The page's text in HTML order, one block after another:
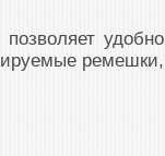
удобно
ремешки,